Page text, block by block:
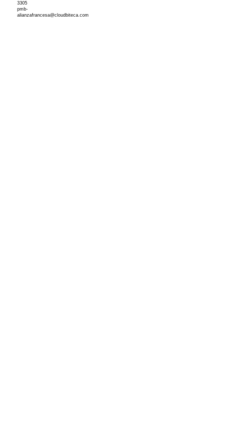
3305
pmb-
alianzafrancesa@cloudbiteca.com